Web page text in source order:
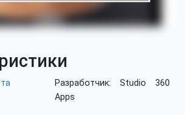
Разработчик: Studio 360
Apps